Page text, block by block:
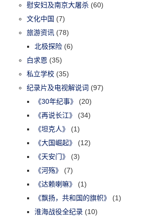
慰安妇及南京大屠杀 (60)
文化中国 (7)
旅游资讯 (78)
北极探险 (6)
白求恩 (35)
私立学校 (35)
纪录片及电视解说词 (97)
《30年纪事》
(20)
《再说长江》
(34)
《坦克人》
(1)
《大国崛起》
(12)
《天安门》
(3)
《河殇》
(7)
《达赖喇嘛》
(1)
《飘扬，共和国的旗帜》
(1)
淮海战役全纪录 (10)